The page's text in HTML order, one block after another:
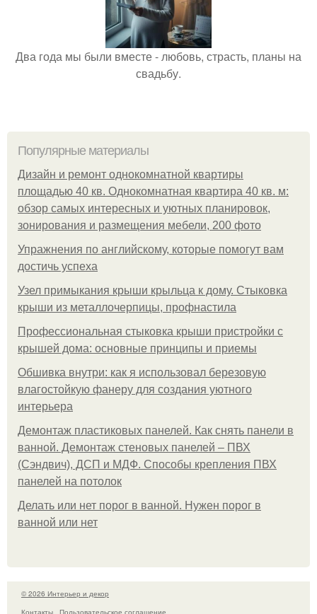
Два года мы были вместе - любовь, страсть, планы на
свадьбу.
Популярные материалы
Дизайн и ремонт однокомнатной квартиры
площадью 40 кв. Однокомнатная квартира 40 кв. м:
обзор самых интересных и уютных планировок,
зонирования и размещения мебели, 200 фото
Упражнения по английскому, которые помогут вам
достичь успеха
Узел примыкания крыши крыльца к дому. Стыковка
крыши из металлочерпицы, профнастила
Профессиональная стыковка крыши пристройки с
крышей дома: основные принципы и приемы
Обшивка внутри: как я использовал березовую
влагостойкую фанеру для создания уютного
интерьера
Демонтаж пластиковых панелей. Как снять панели в
ванной. Демонтаж стеновых панелей – ПВХ
(Сэндвич), ДСП и МДФ. Способы крепления ПВХ
панелей на потолок
Делать или нет порог в ванной. Нужен порог в
ванной или нет
© 2026 Интерьер и декор